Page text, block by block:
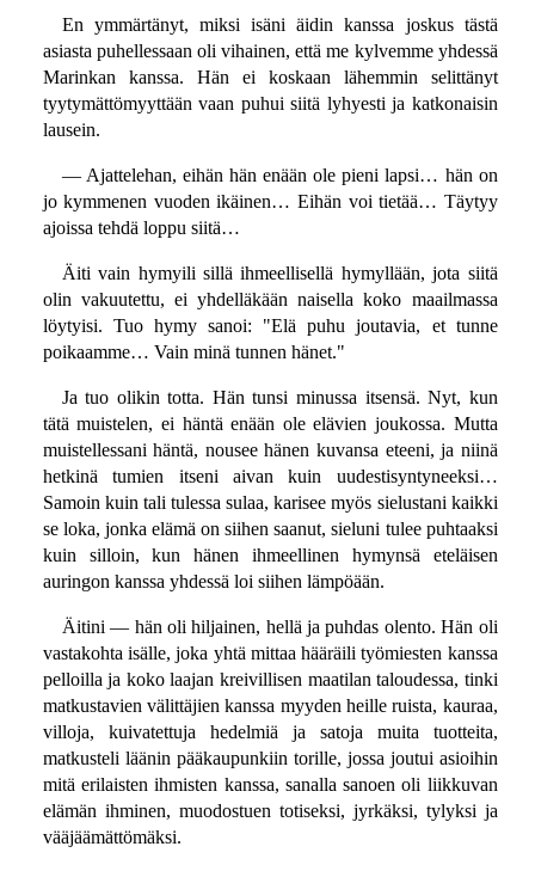
En ymmärtänyt, miksi isäni äidin kanssa joskus tästä
asiasta puhellessaan oli vihainen, että me kylvemme yhdessä
Marinkan kanssa. Hän ei koskaan lähemmin selittänyt
tyytymättömyyttään vaan puhui siitä lyhyesti ja katkonaisin
lausein.
— Ajattelehan, eihän hän enään ole pieni lapsi… hän on
jo kymmenen vuoden ikäinen… Eihän voi tietää… Täytyy
ajoissa tehdä loppu siitä…
Äiti vain hymyili sillä ihmeellisellä hymyllään, jota siitä
olin vakuutettu, ei yhdelläkään naisella koko maailmassa
löytyisi. Tuo hymy sanoi: "Elä puhu joutavia, et tunne
poikaamme… Vain minä tunnen hänet."
Ja tuo olikin totta. Hän tunsi minussa itsensä. Nyt, kun
tätä muistelen, ei häntä enään ole elävien joukossa. Mutta
muistellessani häntä, nousee hänen kuvansa eteeni, ja niinä
hetkinä tumien itseni aivan kuin uudestisyntyneeksi…
Samoin kuin tali tulessa sulaa, karisee myös sielustani kaikki
se loka, jonka elämä on siihen saanut, sieluni tulee puhtaaksi
kuin silloin, kun hänen ihmeellinen hymynsä eteläisen
auringon kanssa yhdessä loi siihen lämpöään.
Äitini — hän oli hiljainen, hellä ja puhdas olento. Hän oli
vastakohta isälle, joka yhtä mittaa hääräili työmiesten kanssa
pelloilla ja koko laajan kreivillisen maatilan taloudessa, tinki
matkustavien välittäjien kanssa myyden heille ruista, kauraa,
villoja, kuivatettuja hedelmiä ja satoja muita tuotteita,
matkusteli läänin pääkaupunkiin torille, jossa joutui asioihin
mitä erilaisten ihmisten kanssa, sanalla sanoen oli liikkuvan
elämän ihminen, muodostuen totiseksi, jyrkäksi, tylyksi ja
vääjäämättömäksi.